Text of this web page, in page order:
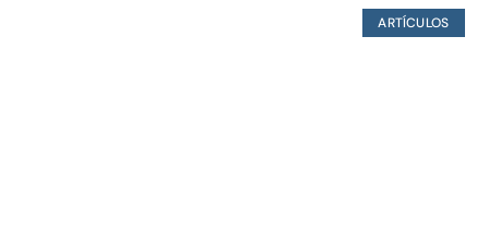
ARTÍCULOS